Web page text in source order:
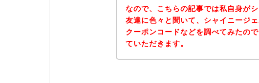
なので、こちらの記事では私自身が
友達に色々と聞いて、シャイニージ
クーポンコードなどを調べてみたの
ていただきます。